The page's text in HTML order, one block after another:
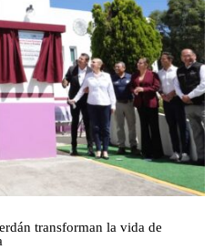
transforman la vida de